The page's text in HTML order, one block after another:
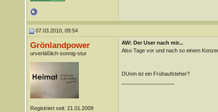
07.03.2010, 09:54
Grönlandpower
urverläßlich-sonnig-stur
Registriert seit: 21.01.2009
AW: Der User nach mir...
Also Tage vor und nach so einem
DUnm ist ein Frühaufsteher?